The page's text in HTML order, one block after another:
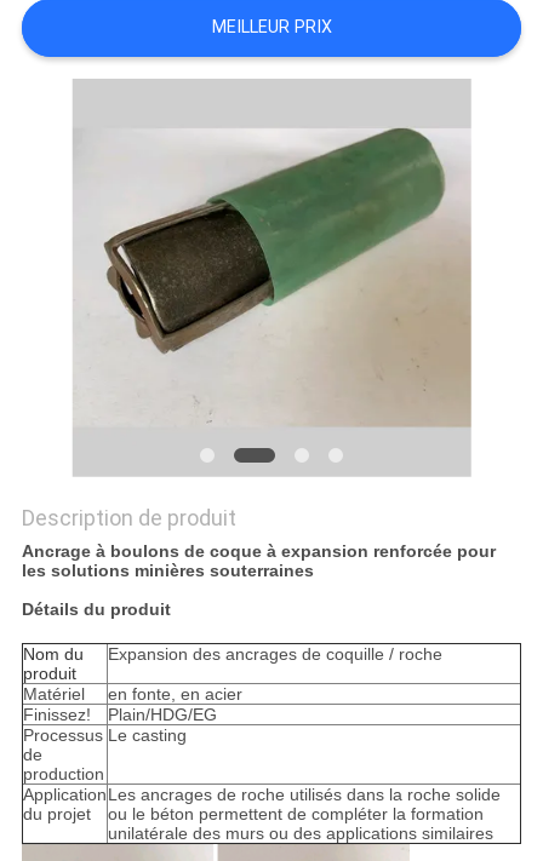
NOUVELLES
MEILLEUR PRIX
Description de produit
Ancrage à boulons de coque à expansion renforcée pour
les solutions minières souterraines
Détails du produit
Nom du
produit
Expansion des ancrages de coquille / roche
Matériel
en fonte, en acier
Finissez!
Plain/HDG/EG
Processus
de
production
Le casting
Application
du projet
Les ancrages de roche utilisés dans la roche solide
ou le béton permettent de compléter la formation
unilatérale des murs ou des applications similaires